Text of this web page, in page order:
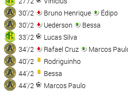
30'/2
Bruno Henrique
Édipo
30'/2
Uederson
Bessa
33'/2
Lucas Silva
34'/2
Rafael Cruz
Marcos
40'/2
Rodriguinho
44'/2
Bessa
44'/2
Marcos Paulo